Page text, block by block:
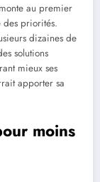
au premier
des priorités.
dizaines de
solutions
mieux ses
apporter sa
moins